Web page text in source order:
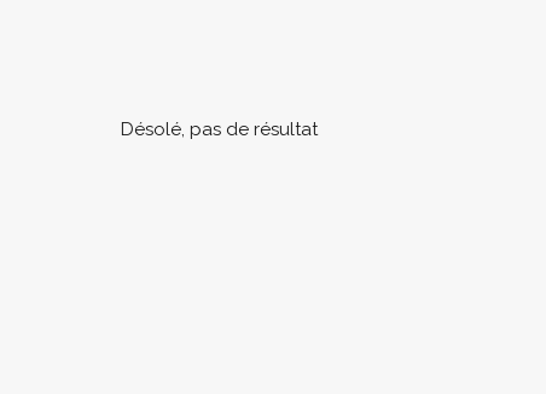
Désolé, pas de résultat